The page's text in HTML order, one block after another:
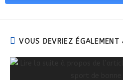
VOUS DEVRIEZ ÉGALEMENT